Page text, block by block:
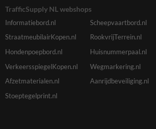
TrafficSupply NL webshops
Informatiebord.nl Scheepvaartbord.nl
StraatmeubilairKopen.nl
RookvrijTerrein.nl
Hondenpoepbord.nl
Huisnummerpaal.nl
VerkeersspiegelKopen.nl
Wegmarkering.nl
Afzetmaterialen.nl
Aanrijdbeveiliging.nl
Stoeptegelprint.nl